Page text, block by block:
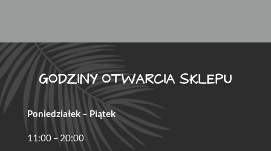
GODZINY OTWARCIA SKLEPU
Poniedziałek – Piątek
11:00 – 20:00